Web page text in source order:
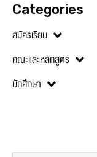
Categories
สมัครเรียน
คณะและหลักสูตร
นักศึกษา